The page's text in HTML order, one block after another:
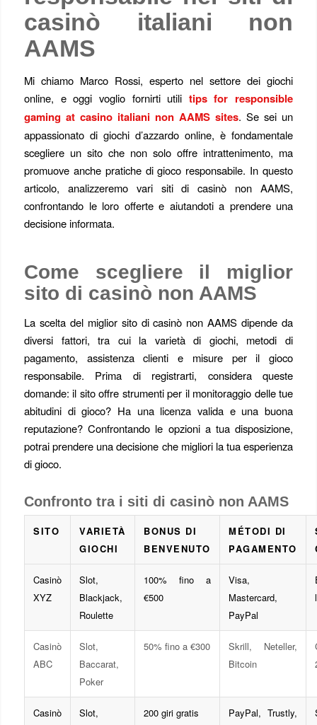
casinò italiani non
AAMS
Mi chiamo Marco Rossi, esperto nel settore dei giochi
online, e oggi voglio fornirti utili tips for responsible
gaming at casino italiani non AAMS sites. Se sei un
appassionato di giochi d’azzardo online, è fondamentale
scegliere un sito che non solo offre intrattenimento, ma
promuove anche pratiche di gioco responsabile. In questo
articolo, analizzeremo vari siti di casinò non AAMS,
confrontando le loro offerte e aiutandoti a prendere una
decisione informata.
Come scegliere il miglior
sito di casinò non AAMS
La scelta del miglior sito di casinò non AAMS dipende da
diversi fattori, tra cui la varietà di giochi, metodi di
pagamento, assistenza clienti e misure per il gioco
responsabile. Prima di registrarti, considera queste
domande: il sito offre strumenti per il monitoraggio delle tue
abitudini di gioco? Ha una licenza valida e una buona
reputazione? Confrontando le opzioni a tua disposizione,
potrai prendere una decisione che migliori la tua esperienza
di gioco.
Confronto tra i siti di casinò non AAMS
SITO
VARIETÀ
GIOCHI
BONUS DI
BENVENUTO
MÉTODI DI
PAGAMENTO
Casinò
XYZ
Slot,
Blackjack,
Roulette
100% fino a
€500
Visa,
Mastercard,
PayPal
Casinò
ABC
Slot,
Baccarat,
Poker
50% fino a €300
Skrill, Neteller,
Bitcoin
Casinò
Slot,
200 giri gratis
PayPal, Trustly,